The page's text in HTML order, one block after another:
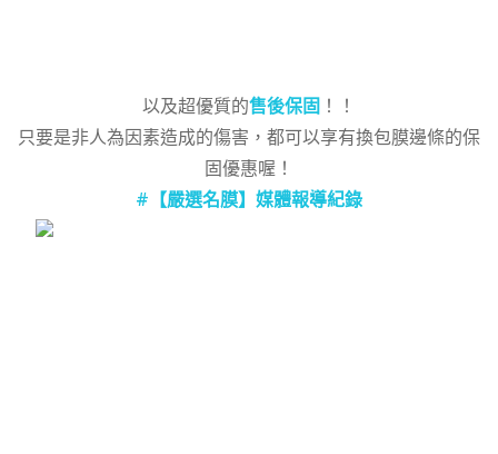
以及超優質的售後保固 ！！
只要是非人為因素造成的傷害，都可以享有換包膜邊條的保
固優惠喔！
#【嚴選名膜】媒體報導紀錄